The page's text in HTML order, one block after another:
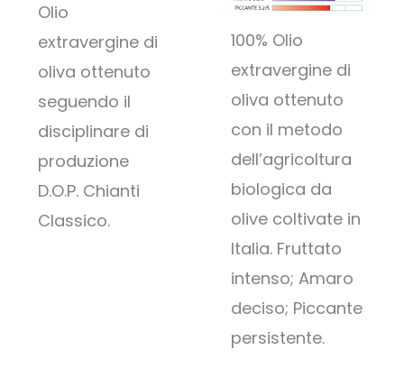
Olio
extravergine di
oliva ottenuto
seguendo il
disciplinare di
produzione
D.O.P. Chianti
Classico.
100% Olio
extravergine di
oliva ottenuto
con il metodo
dell’agricoltura
biologica da
olive coltivate in
Italia. Fruttato
intenso; Amaro
deciso; Piccante
persistente.